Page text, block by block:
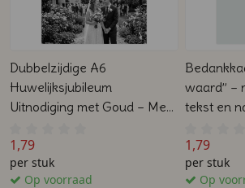
Dubbelzijdige A6
Huwelijksjubileum
Uitnodiging met Goud – Met
1,79
per stuk
Op voorraad
waard” –
tekst en
1,79
per stuk
Op